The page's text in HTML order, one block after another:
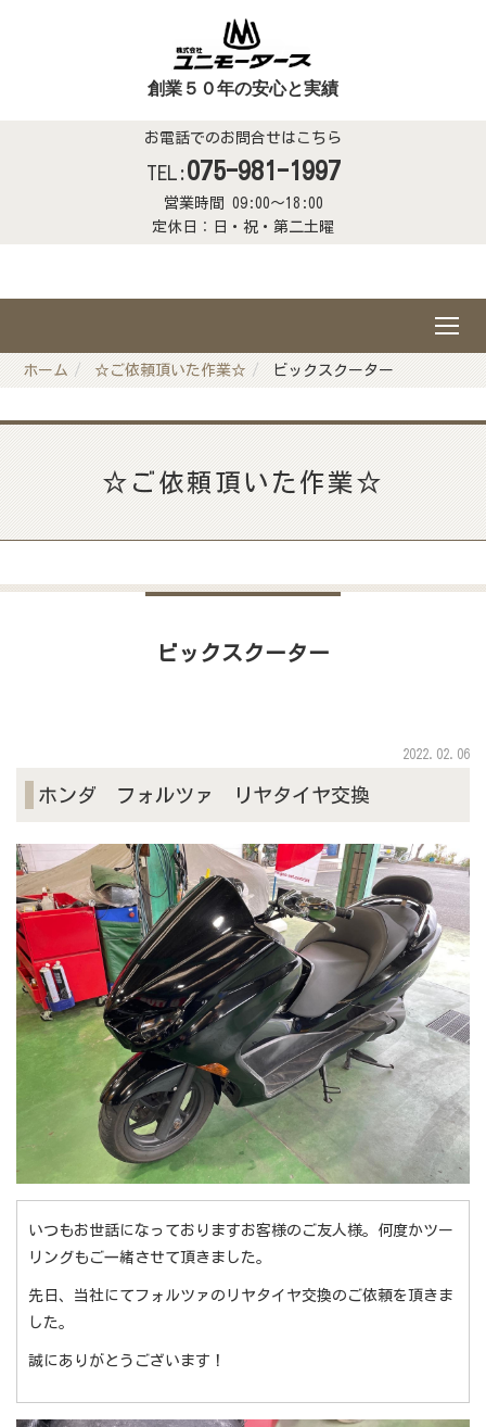
創業５０年の安心と実績
お電話でのお問合せはこちら
TEL: 075-981-1997
営業時間 09:00～18:00
定休日：日・祝・第二土曜
ホーム ☆ご依頼頂いた作業☆ ビックスクーター
☆ご依頼頂いた作業☆
ビックスクーター
2022.02.06
ホンダ フォルツァ リヤタイヤ交換
いつもお世話になっておりますお客様のご友人様。何度かツー
リングもご一緒させて頂きました。
先日、当社にてフォルツァのリヤタイヤ交換のご依頼を頂きま
した。
誠にありがとうございます！